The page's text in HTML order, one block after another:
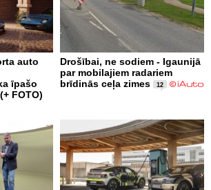
auto
īpašo
FOTO)
Drošībai, ne sodiem - Igaunijā
par mobilajiem radariem
brīdinās ceļa zimes
12